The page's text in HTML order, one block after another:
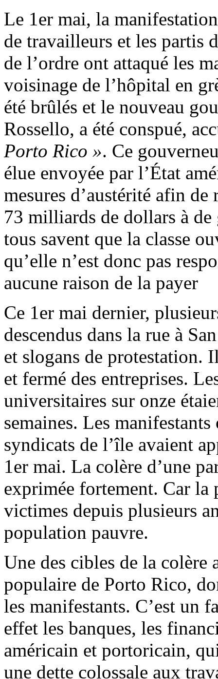
Le 1er mai, la
de travailleurs et les partis
de l’ordre ont attaqué les
voisinage de l’hôpital en
été brûlés et le nouveau
Rossello, a été conspué,
Porto Rico ». Ce
élue envoyée par l’État
mesures d’austérité afin
73 milliards de dollars à
tous savent que la classe
qu’elle n’est donc pas
aucune raison de la payer
Ce 1er mai dernier,
descendus dans la rue à
et slogans de protestation.
et fermé des entreprises.
universitaires sur onze
semaines. Les
syndicats de l’île avaient
1er mai. La colère d’une
exprimée fortement. Car
victimes depuis plusieurs
population pauvre.
Une des cibles de la colère
populaire de Porto Rico,
les manifestants. C’est un
effet les banques, les
américain et portoricain,
une dette colossale aux